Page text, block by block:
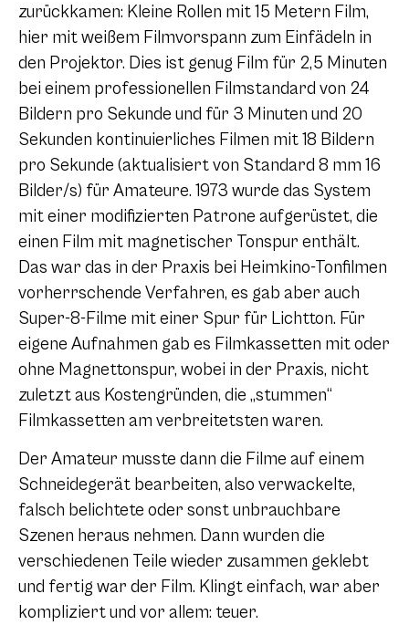
zurückkamen: Kleine Rollen mit 15 Metern Film,
hier mit weißem Filmvorspann zum Einfädeln in
den Projektor. Dies ist genug Film für 2,5 Minuten
bei einem professionellen Filmstandard von 24
Bildern pro Sekunde und für 3 Minuten und 20
Sekunden kontinuierliches Filmen mit 18 Bildern
pro Sekunde (aktualisiert von Standard 8 mm 16
Bilder/s) für Amateure. 1973 wurde das System
mit einer modifizierten Patrone aufgerüstet, die
einen Film mit magnetischer Tonspur enthält.
Das war das in der Praxis bei Heimkino-Tonfilmen
vorherrschende Verfahren, es gab aber auch
Super-8-Filme mit einer Spur für Lichtton. Für
eigene Aufnahmen gab es Filmkassetten mit oder
ohne Magnettonspur, wobei in der Praxis, nicht
zuletzt aus Kostengründen, die „stummen“
Filmkassetten am verbreitetsten waren.
Der Amateur musste dann die Filme auf einem
Schneidegerät bearbeiten, also verwackelte,
falsch belichtete oder sonst unbrauchbare
Szenen heraus nehmen. Dann wurden die
verschiedenen Teile wieder zusammen geklebt
und fertig war der Film. Klingt einfach, war aber
kompliziert und vor allem: teuer.